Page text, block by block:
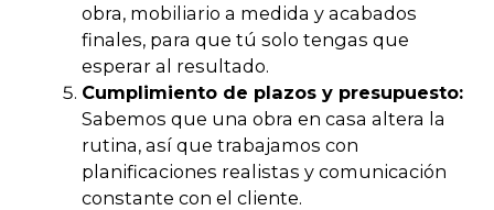
obra, mobiliario a medida y acabados
finales, para que tú solo tengas que
esperar al resultado.
Cumplimiento de plazos y presupuesto:
Sabemos que una obra en casa altera la
rutina, así que trabajamos con
planificaciones realistas y comunicación
constante con el cliente.